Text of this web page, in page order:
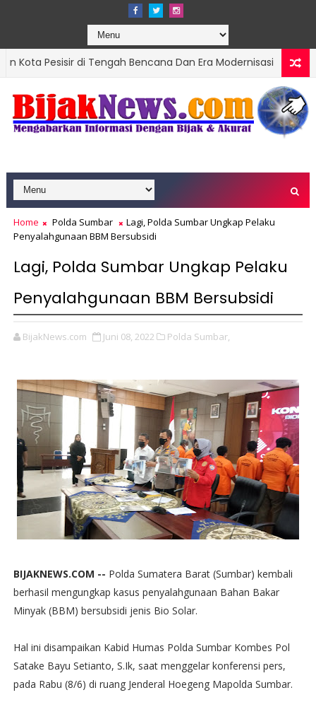
di Tengah Bencana Dan Era Modernisasi DPRD SUMBAR
Home Polda Sumbar
Lagi, Polda Sumbar Ungkap Pelaku
Penyalahgunaan BBM Bersubsidi
Lagi, Polda Sumbar Ungkap Pelaku
Penyalahgunaan BBM Bersubsidi
BijakNews.com Juni 08, 2022 Polda Sumbar,
BIJAKNEWS.COM -- Polda Sumatera Barat (Sumbar) kembali
berhasil mengungkap kasus penyalahgunaan Bahan Bakar
Minyak (BBM) bersubsidi jenis Bio Solar.
Hal ini disampaikan Kabid Humas Polda Sumbar Kombes Pol
Satake Bayu Setianto, S.Ik, saat menggelar konferensi pers,
pada Rabu (8/6) di ruang Jenderal Hoegeng Mapolda Sumbar.